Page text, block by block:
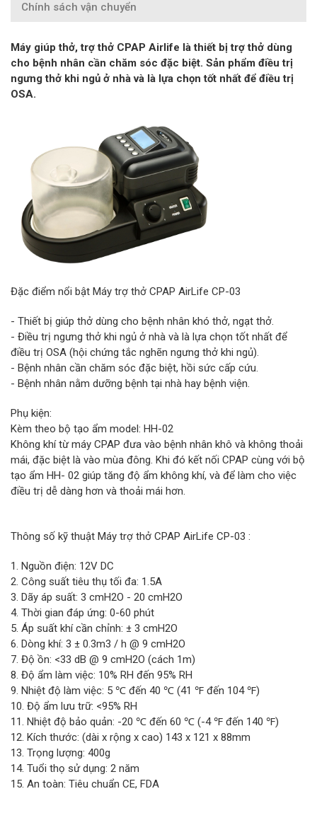
Chính sách vận chuyển
Máy giúp thở, trợ thở CPAP Airlife là thiết bị trợ thở dùng
cho bệnh nhân cần chăm sóc đặc biệt. Sản phẩm điều trị
ngưng thở khi ngủ ở nhà và là lựa chọn tốt nhất để điều trị
OSA.
Đặc điểm nổi bật Máy trợ thở CPAP AirLife CP-03
- Thiết bị giúp thở dùng cho bệnh nhân khó thở, ngạt thở.
- Điều trị ngưng thở khi ngủ ở nhà và là lựa chọn tốt nhất để
điều trị OSA (hội chứng tắc nghẽn ngưng thở khi ngủ).
- Bệnh nhân cần chăm sóc đặc biệt, hồi sức cấp cứu.
- Bệnh nhân nằm dưỡng bệnh tại nhà hay bệnh viện.
Phụ kiện:
Kèm theo bộ tạo ẩm model: HH-02
Không khí từ máy CPAP đưa vào bệnh nhân khô và không thoải
mái, đặc biệt là vào mùa đông. Khi đó kết nối CPAP cùng với bộ
tạo ẩm HH- 02 giúp tăng độ ẩm không khí, và để làm cho việc
điều trị dễ dàng hơn và thoải mái hơn.
Thông số kỹ thuật Máy trợ thở CPAP AirLife CP-03 :
1. Nguồn điện: 12V DC
2. Công suất tiêu thụ tối đa: 1.5A
3. Dãy áp suất: 3 cmH2O - 20 cmH2O
4. Thời gian đáp ứng: 0-60 phút
5. Áp suất khí cần chỉnh: ± 3 cmH2O
6. Dòng khí: 3 ± 0.3m3 / h @ 9 cmH2O
7. Độ ồn: <33 dB @ 9 cmH2O (cách 1m)
8. Độ ẩm làm việc: 10% RH đến 95% RH
9. Nhiệt độ làm việc: 5 ℃ đến 40 ℃ (41 ℉ đến 104 ℉)
10. Độ ẩm lưu trữ: <95% RH
11. Nhiệt độ bảo quản: -20 ℃ đến 60 ℃ (-4 ℉ đến 140 ℉)
12. Kích thước: (dài x rộng x cao) 143 x 121 x 88mm
13. Trọng lượng: 400g
14. Tuổi thọ sử dụng: 2 năm
15. An toàn: Tiêu chuẩn CE, FDA